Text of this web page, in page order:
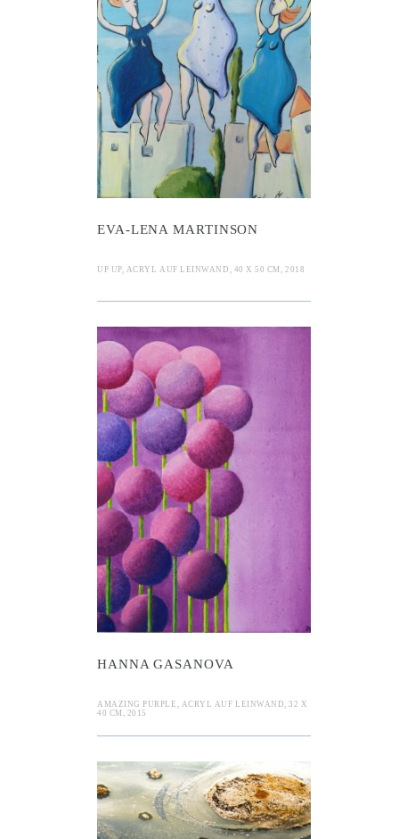
EVA-LENA MARTINSON
UP UP, ACRYL AUF LEINWAND, 40 X 50 CM, 2018
Gasanova
HANNA GASANOVA
AMAZING PURPLE, ACRYL AUF LEINWAND, 32 X
40 CM, 2015